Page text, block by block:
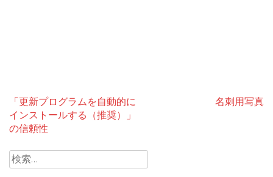
投
稿
ナ
ビ
「更新プログラムを自動的に
インストールする（推奨）」
の信頼性
名刺用写真
検
索: